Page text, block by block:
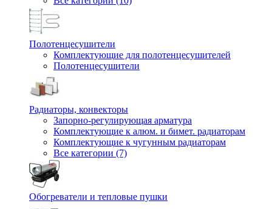
Полотенцесушители
Комплектующие для полотенцесушителей
Полотенцесушители
Радиаторы, конвекторы
Запорно-регулирующая арматура
Комплектующие к алюм. и бимет. радиаторам
Комплектующие к чугунным радиаторам
Все категории (7)
Обогреватели и тепловые пушки